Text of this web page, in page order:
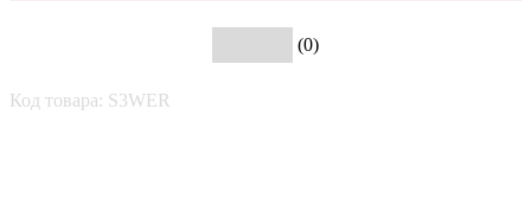
(0)
Код товара: S3WER